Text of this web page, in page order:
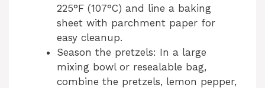
225°F (107°C) and line a baking
sheet with parchment paper for
easy cleanup.
Season the pretzels: In a large
mixing bowl or resealable bag,
combine the pretzels, lemon pepper,